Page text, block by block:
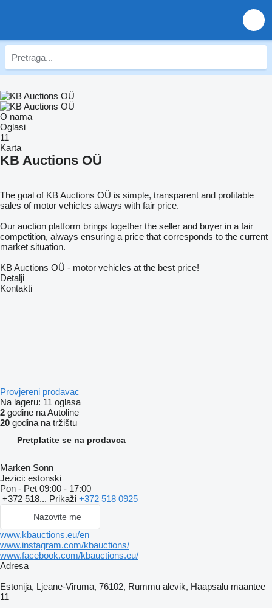
O nama
Oglasi
11
Karta
KB Auctions OÜ
The goal of KB Auctions OÜ is simple, transparent and profitable
sales of motor vehicles always with fair price.
Our auction platform brings together the seller and buyer in a fair
competition, always ensuring a price that corresponds to the current
market situation.
KB Auctions OÜ - motor vehicles at the best price!
Detalji
Kontakti
Provjereni prodavac
Na lageru: 11 oglasa
2 godine na Autoline
20 godina na tržištu
Pretplatite se na prodavca
Marken Sonn
Jezici: estonski
Pon - Pet 09:00 - 17:00
+372 518... Prikaži +372 518 0925
Nazovite me
www.kbauctions.eu/en
www.instagram.com/kbauctions/
www.facebook.com/kbauctions.eu/
Adresa
Estonija, Ljeane-Viruma, 76102, Rummu alevik, Haapsalu maantee
11